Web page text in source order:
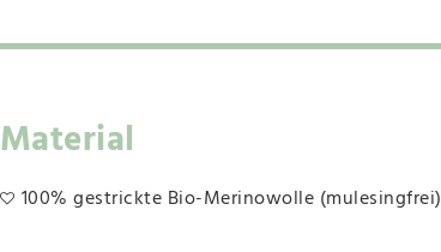
Material
100% gestrickte Bio-Merinowolle (mulesingfrei)